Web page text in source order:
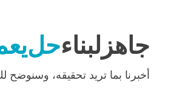
جاهزلبناءحل
أخبرنا بما تريد تحقيقه،